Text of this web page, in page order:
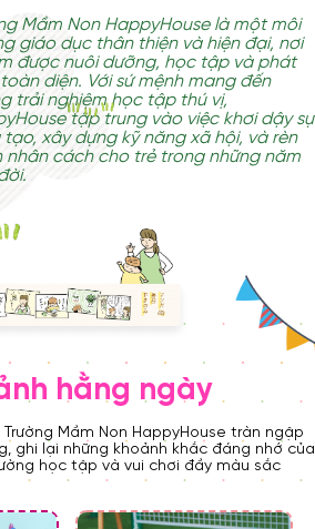
Mầm Non HappyHouse là một môi
giáo dục thân thiện và hiện đại, nơi
được nuôi dưỡng, học tập và phát
diện. Với sứ mệnh mang đến
trải nghiệm học tập thú vị,
tập trung vào việc khơi dậy sự
tạo, xây dựng kỹ năng xã hội, và rèn
nhân cách cho trẻ trong những năm
hằng ngày
Mầm Non HappyHouse tràn ngập
ghi lại những khoảnh khắc đáng nhớ của
học tập và vui chơi đầy màu sắc